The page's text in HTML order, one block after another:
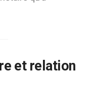
et relation